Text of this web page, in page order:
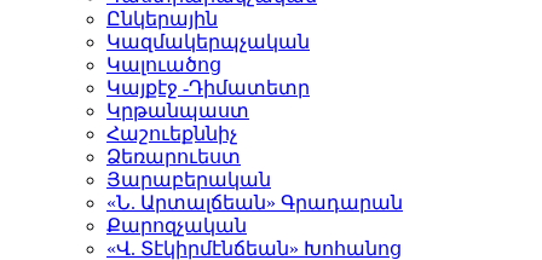
Ընկերային
Կազմակերպչական
Կալուածոց
Կայքէջ -Դիմատետր
Կրթանպաստ
Հաշուեքննիչ
Ձեռարուեստ
Յարաբերական
«Ն. Արտալճեան» Գրադարան
Քարոզչական
«Վ. Տէկիրմէնճեան» Խոհանոց